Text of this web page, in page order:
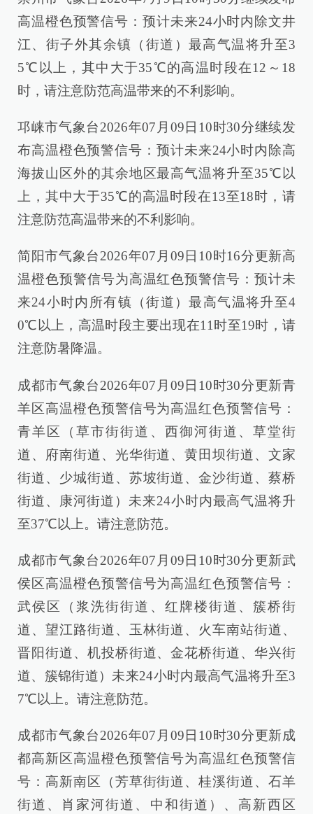
高温橙色预警信号：预计未来24小时内除文井
江、街子外其余镇（街道）最高气温将升至3
5℃以上，其中大于35℃的高温时段在12～18
时，请注意防范高温带来的不利影响。
邛崃市气象台2026年07月09日10时30分继续发
布高温橙色预警信号：预计未来24小时内除高
海拔山区外的其余地区最高气温将升至35℃以
上，其中大于35℃的高温时段在13至18时，请
注意防范高温带来的不利影响。
简阳市气象台2026年07月09日10时16分更新高
温橙色预警信号为高温红色预警信号：预计未
来24小时内所有镇（街道）最高气温将升至4
0℃以上，高温时段主要出现在11时至19时，请
注意防暑降温。
成都市气象台2026年07月09日10时30分更新青
羊区高温橙色预警信号为高温红色预警信号：
青羊区（草市街街道、西御河街道、草堂街
道、府南街道、光华街道、黄田坝街道、文家
街道、少城街道、苏坡街道、金沙街道、蔡桥
街道、康河街道）未来24小时内最高气温将升
至37℃以上。请注意防范。
成都市气象台2026年07月09日10时30分更新武
侯区高温橙色预警信号为高温红色预警信号：
武侯区（浆洗街街道、红牌楼街道、簇桥街
道、望江路街道、玉林街道、火车南站街道、
晋阳街道、机投桥街道、金花桥街道、华兴街
道、簇锦街道）未来24小时内最高气温将升至3
7℃以上。请注意防范。
成都市气象台2026年07月09日10时30分更新成
都高新区高温橙色预警信号为高温红色预警信
号：高新南区（芳草街街道、桂溪街道、石羊
街道、肖家河街道、中和街道）、高新西区